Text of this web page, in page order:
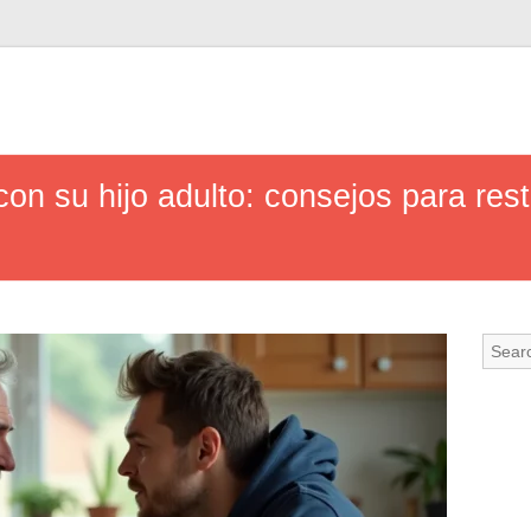
su hijo adulto: consejos para